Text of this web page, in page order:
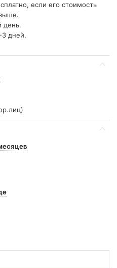
если его стоимость
день.
3 дней.